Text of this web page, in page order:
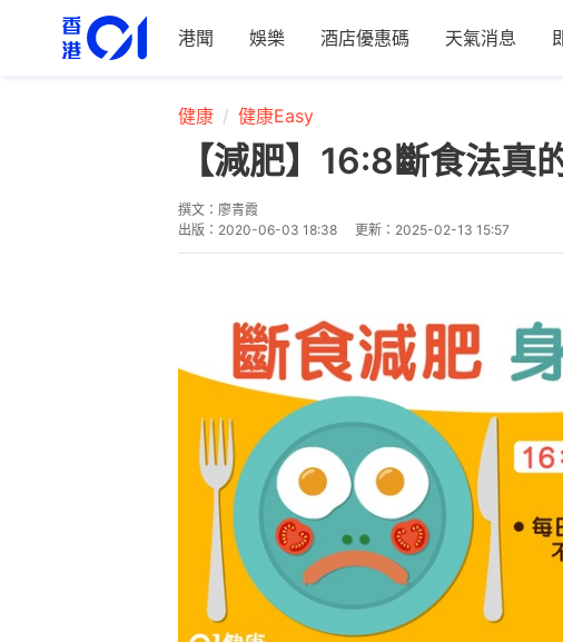
港聞 娛樂 酒店優惠碼 天氣消息
健康 健康Easy
【減肥】16:8斷食法
撰文： 廖青霞
出版： 2020-06-03 18:38 更新： 2025-02-13 15:57